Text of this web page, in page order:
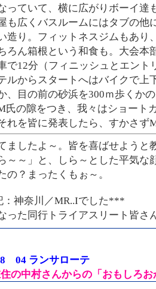
っていて、横に広がりボーイ達
も広くバスルームにはタブの他
造り。フィットネスジムもあり
ろん箱根という和食も。大会本
で12分（フィニッシュとエント
ルからスタートへはバイクで上
、目の前の砂浜を300ｍ歩くか
氏の隙をつき、我々はショート
れを皆に発表したら、すかさず
ましたよ～。皆を喜ばせよう
～～」と、しら～とした平気な
の？まったくもぉ～。
神奈川／MR..Iでした***
った同行トライアスリート皆さ
04 ランサローテ
の中村さんからの「おもしろ